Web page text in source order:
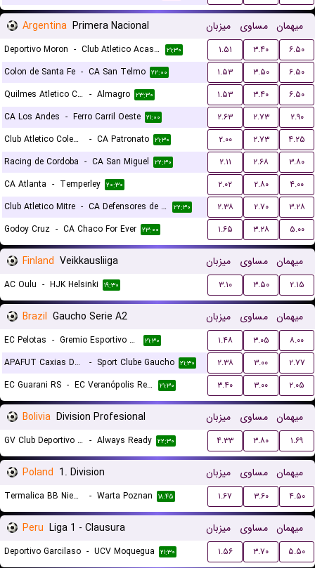
Argentina Primera Nacional میزبان مساوی میهمان
Deportivo Moron - Club Atletico Acassuso ۲۱:۳۰ ۱.۵۱ ۳.۴۰
۶.۵۰
Colon de Santa Fe - CA San Telmo ۲۲:۰۰ ۱.۵۳ ۳.۵۰
۶.۵۰
Quilmes Atletico Club - Almagro ۲۳:۳۰ ۱.۵۳ ۳.۴۰
۶.۵۰
CA Los Andes - Ferro Carril Oeste ۲۱:۰۰ ۲.۶۳ ۲.۷۳
۲.۹۰
Club Atletico Colegiales
- CA Patronato ۲۱:۳۰ ۲.۰۰ ۲.۷۳
۴.۲۵
Racing de Cordoba - CA San Miguel ۲۲:۳۰ ۲.۱۱ ۲.۶۸
۳.۸۰
CA Atlanta - Temperley ۲۰:۳۰ ۲.۰۲ ۲.۸۰
۴.۰۰
Club Atletico Mitre - CA Defensores de Belgrano ۲۲:۳۰ ۲.۳۸ ۲.۷۰
۳.۲۸
Godoy Cruz - CA Chaco For Ever ۲۳:۰۰ ۱.۶۵ ۳.۲۸ ۵.۰۰
Finland Veikkausliiga میزبان مساوی میهمان
AC Oulu - HJK Helsinki ۱۹:۳۰ ۳.۱۰ ۳.۵۰ ۲.۱۵
Brazil Gaucho Serie A2 میزبان مساوی میهمان
EC Pelotas - Gremio Esportivo Bage ۲۱:۳۰ ۱.۴۸ ۳.۰۵
۸.۰۰
APAFUT Caxias Do Sul RS
- Sport Clube Gaucho ۲۱:۳۰ ۲.۳۸ ۳.۰۰
۲.۷۷
EC Guarani RS - EC Veranópolis Recreativo Cultural ۲۱:۳۰ ۳.۴۰ ۳.۰۰ ۲.۰۵
Bolivia Division Profesional میزبان مساوی میهمان
GV Club Deportivo San Jose de Oruro - Always Ready ۲۲:۳۰ ۴.۳۳ ۳.۸۰ ۱.۶۹
Poland 1. Division میزبان مساوی میهمان
Termalica BB Nieciecza - Warta Poznan ۱۸:۴۵ ۱.۶۷ ۳.۶۰ ۴.۵۰
Peru Liga 1 - Clausura میزبان مساوی میهمان
Deportivo Garcilaso - UCV Moquegua ۲۱:۳۰ ۱.۵۶ ۳.۷۰ ۵.۵۰